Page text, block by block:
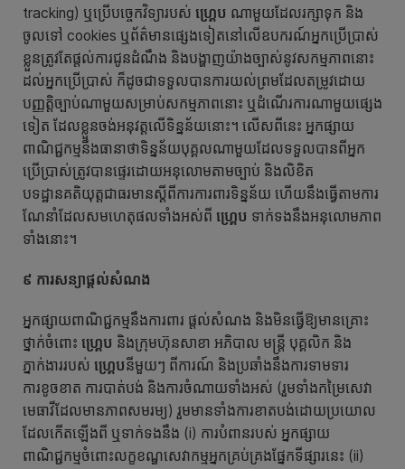
tracking) ឬប្រើបច្ចេកវិទ្យារបស់ ហ្គ្រេប ណាមួយដែលរក្សាទុក និង
ចូលទៅ cookies ឬព័ត៌មានផ្សេងទៀតនៅលើឧបករណ៍អ្នកប្រើប្រាស់
ខ្លួនត្រូវតែផ្តល់ការជូនដំណឹង និងបង្ហាញយ៉ាងច្បាស់នូវសកម្មភាពនោះ
ដល់អ្នកប្រើប្រាស់ ក៏ដូចជាទទួលបានការយល់ព្រមដែលតម្រូវដោយ
បញ្ញត្តិច្បាប់ណាមួយសម្រាប់សកម្មភាពនោះ ឬដំណើរការណាមួយផ្សេង
ទៀត ដែលខ្លួនចង់អនុវត្តលើទិន្នន័យនោះ។ លើសពីនេះ អ្នកផ្សាយ
ពាណិជ្ជកម្មនឹងធានាថាទិន្នន័យបុគ្គលណាមួយដែលទទួលបានពីអ្នក
ប្រើប្រាស់ត្រូវបានផ្ទេរដោយអនុលោមតាមច្បាប់ និងលិខិត
បទដ្ឋានគតិយុត្តជាធរមានស្ដីពីការការពារទិន្នន័យ ហើយនឹងធ្វើតាមការ
ណែនាំដែលសមហេតុផលទាំងអស់ពី ហ្គ្រេប ទាក់ទងនឹងអនុលោមភាព
ទាំងនោះ។
៩ ការសន្យាផ្ដល់សំណង
អ្នកផ្សាយពាណិជ្ជកម្មនឹងការពារ ផ្តល់សំណង និងមិនធ្វើឱ្យមានគ្រោះ
ថ្នាក់ចំពោះ ហ្គ្រេប និងក្រុមហ៊ុនសាខា អភិបាល មន្ដ្រី បុគ្គលិក និង
ភ្នាក់ងាររបស់ ហ្គ្រេបនីមួយៗ ពីការណ៍ និងប្រឆាំងនឹងការទាមទារ
ការខូចខាត ការបាត់បង់ និងការចំណាយទាំងអស់ (រួមទាំងកម្រៃសេវា
មេធាវីដែលមានភាពសមរម្យ) រួមមានទាំងការខាតបង់ដោយប្រយោល
ដែលកើតឡើងពី ឬទាក់ទងនឹង (i) ការបំពានរបស់ អ្នកផ្សាយ
ពាណិជ្ជកម្មចំពោះលក្ខខណ្ឌសេវាកម្មអ្នកគ្រប់គ្រងផ្នែកទីផ្សារនេះ (ii)